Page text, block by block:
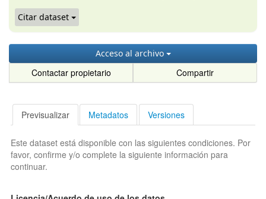
Citar dataset
Acceso al archivo
Contactar propietario Compartir
Previsualizar Metadatos Versiones
Este dataset está disponible con las siguientes condiciones. Por
favor, confirme y/o complete la siguiente información para
continuar.